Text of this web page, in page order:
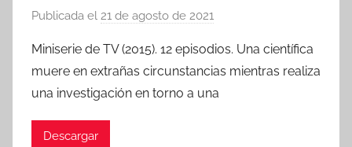
Publicada el 21 de agosto de 2021
r
Miniserie de TV (2015). 12 episodios. Una científica
muere en extrañas circunstancias mientras realiza
una investigación en torno a una
Descargar